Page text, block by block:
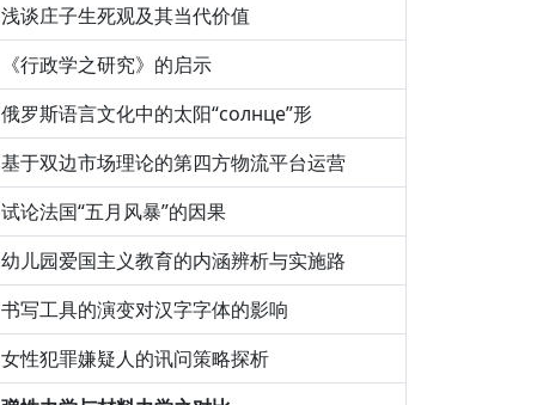
浅谈庄子生死观及其当代价值
《行政学之研究》的启示
俄罗斯语言文化中的太阳“солнце”形
基于双边市场理论的第四方物流平台运营
试论法国“五月风暴”的因果
幼儿园爱国主义教育的内涵辨析与实施路
书写工具的演变对汉字字体的影响
女性犯罪嫌疑人的讯问策略探析